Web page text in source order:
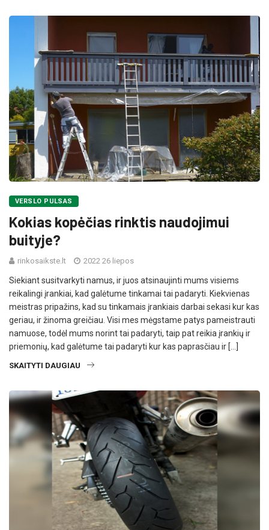
VERSLO PULSAS
Kokias kopėčias rinktis naudojimui
buityje?
rinkosaikste.lt 2022 26 liepos
Siekiant susitvarkyti namus, ir juos atsinaujinti mums visiems
reikalingi įrankiai, kad galėtume tinkamai tai padaryti. Kiekvienas
meistras pripažins, kad su tinkamais įrankiais darbai sekasi kur kas
geriau, ir žinoma greičiau. Visi mes mėgstame patys pameistrauti
namuose, todėl mums norint tai padaryti, taip pat reikia įrankių ir
priemonių, kad galėtume tai padaryti kur kas paprasčiau ir […]
SKAITYTI DAUGIAU